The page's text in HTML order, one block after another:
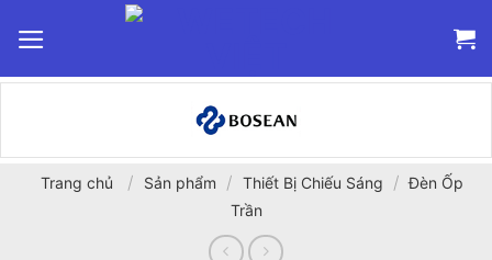
qua
Trang chủ / Sản phẩm / Thiết Bị Chiếu Sáng / Đèn Ốp
Trần